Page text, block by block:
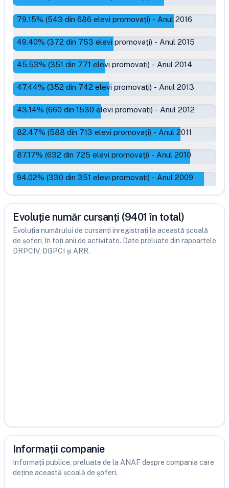
79.15% (543 din 686 elevi promovați) - Anul 2016
49.40% (372 din 753 elevi promovați) - Anul 2015
45.53% (351 din 771 elevi promovați) - Anul 2014
47.44% (352 din 742 elevi promovați) - Anul 2013
43.14% (660 din 1530 elevi promovați) - Anul 2012
82.47% (588 din 713 elevi promovați) - Anul 2011
87.17% (632 din 725 elevi promovați) - Anul 2010
94.02% (330 din 351 elevi promovați) - Anul 2009
Evoluție număr cursanți (9401 în total)
Evoluția numărului de cursanți înregistrați la această școală
de șoferi, în toți anii de activitate. Date preluate din rapoartele
DRPCIV, DGPCI și ARR.
Informații companie
Informații publice, preluate de la ANAF despre compania care
deține această școală de șoferi.